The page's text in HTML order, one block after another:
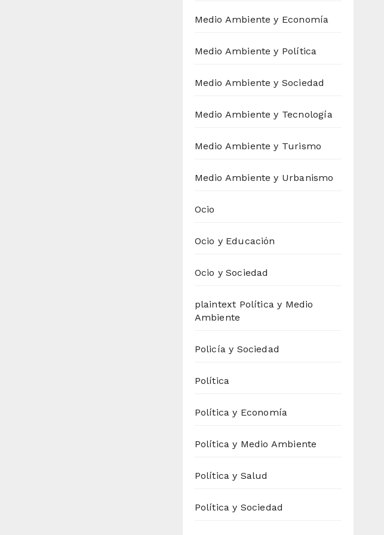
Medio Ambiente y Economía
Medio Ambiente y Política
Medio Ambiente y Sociedad
Medio Ambiente y Tecnología
Medio Ambiente y Turismo
Medio Ambiente y Urbanismo
Ocio
Ocio y Educación
Ocio y Sociedad
plaintext Política y Medio
Ambiente
Policía y Sociedad
Política
Política y Economía
Política y Medio Ambiente
Política y Salud
Política y Sociedad